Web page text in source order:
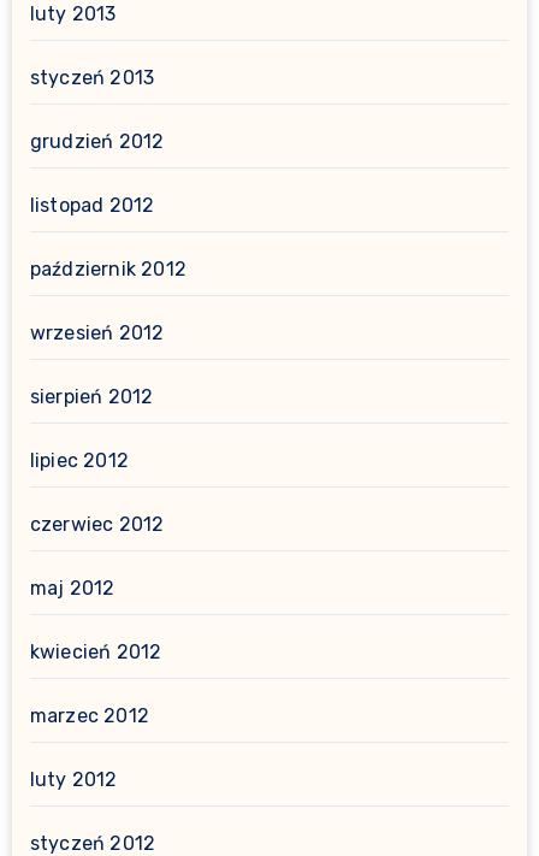
luty 2013
styczeń 2013
grudzień 2012
listopad 2012
październik 2012
wrzesień 2012
sierpień 2012
lipiec 2012
czerwiec 2012
maj 2012
kwiecień 2012
marzec 2012
luty 2012
styczeń 2012